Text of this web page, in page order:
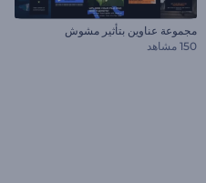
مجموعة عناوين بتأثير مشوش
150 مشاهد